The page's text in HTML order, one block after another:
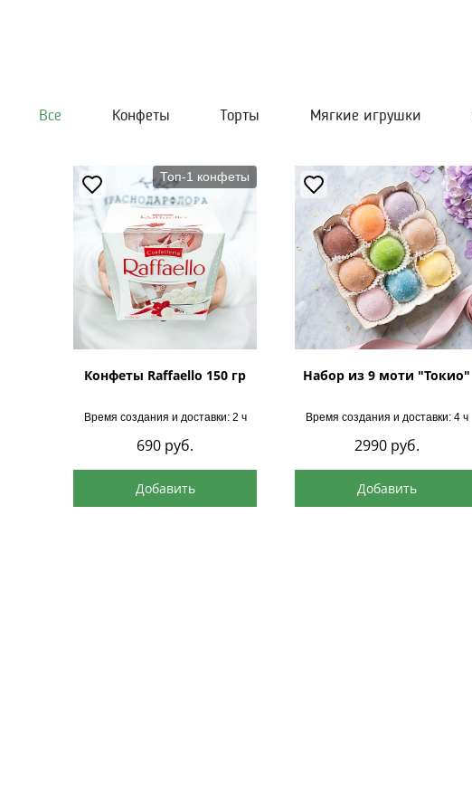
Все Конфеты Торты Мягкие игрушки
Топ-1 конфеты
Конфеты Raffaello 150 гр
Время создания и доставки: 2 ч
690 руб.
Добавить
Набор из 9 моти "Токио"
Время создания и доставки: 4 ч
2990 руб.
Добавить